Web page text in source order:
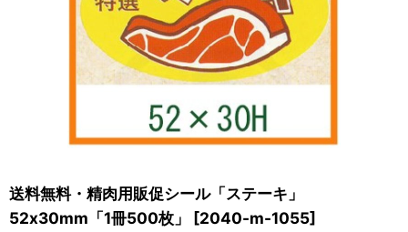
送料無料・精肉用販促シール「ステーキ」
52x30mm「1冊500枚」
[2040-m-1055]